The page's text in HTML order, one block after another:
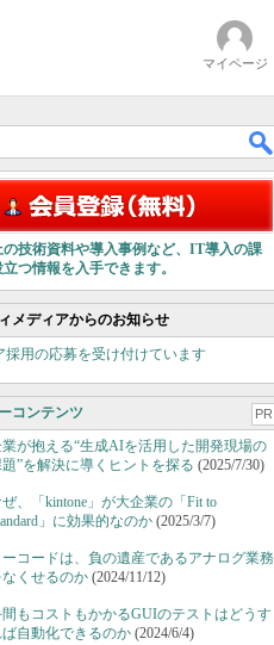
マイページ
の技術資料や導入事例など、IT導入の課
つ情報を入手できます。
メディアからのお知らせ
採用の応募を受け付けています
コンテンツ PR
が抱える“生成AIを活用した開発現場の
”を解決に導くヒントを探る (2025/7/30)
、「kintone」が大企業の「Fit to
」に効果的なのか (2025/3/7)
ーコードは、負の遺産であるアナログ業務
なくせるのか (2024/11/12)
もコストもかかるGUIのテストはどうす
自動化できるのか (2024/6/4)